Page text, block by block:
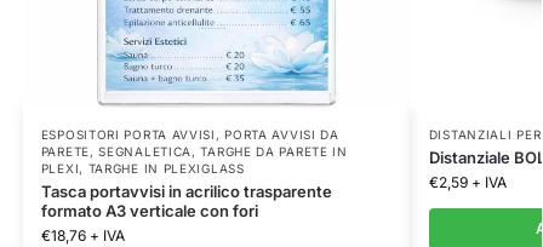
ESPOSITORI PORTA AVVISI , PORTA AVVISI DA
PARETE,SEGNALETICA ,TARGHE DA PARETE IN
PLEXI, TARGHE IN PLEXIGLASS
Tasca portavvisi in acrilico trasparente
formato A3 verticale con fori
€18,76 + IVA
DISTANZIALI PER
Distanziale
€2,59 + IVA